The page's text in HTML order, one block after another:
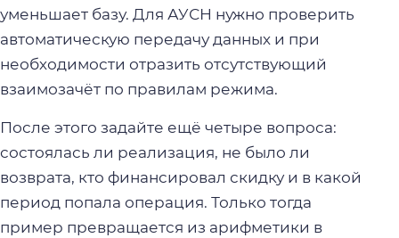
уменьшает базу. Для АУСН нужно проверить
автоматическую передачу данных и при
необходимости отразить отсутствующий
взаимозачёт по правилам режима.
После этого задайте ещё четыре вопроса:
состоялась ли реализация, не было ли
возврата, кто финансировал скидку и в какой
период попала операция. Только тогда
пример превращается из арифметики в